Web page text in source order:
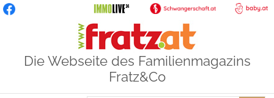
Die Webseite des Familienmagazins
Fratz&Co